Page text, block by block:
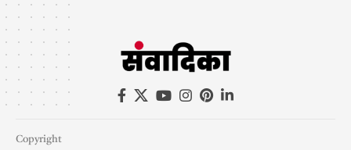
Copyright